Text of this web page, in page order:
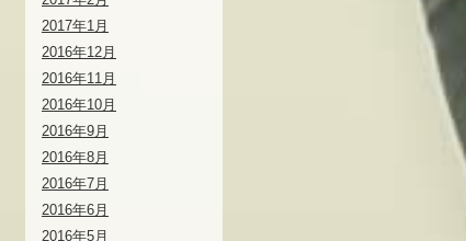
2017年1月
2016年12月
2016年11月
2016年10月
2016年9月
2016年8月
2016年7月
2016年6月
2016年5月